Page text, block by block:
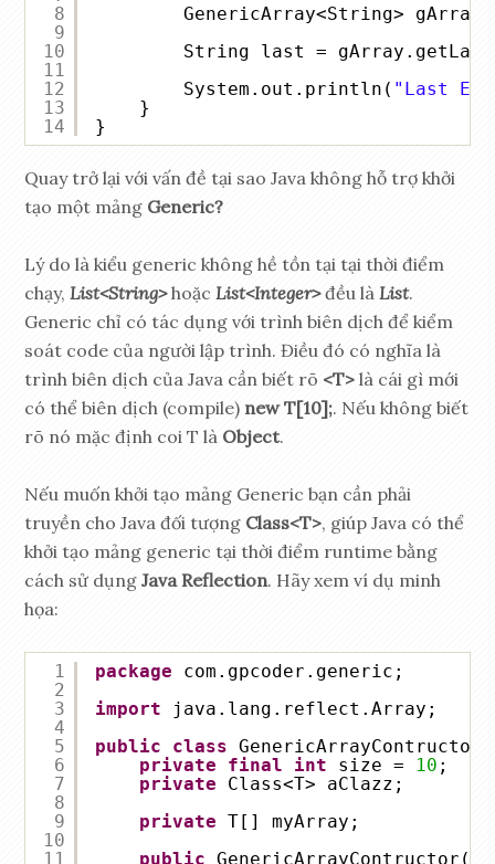
8
9
10
11
12
13
14
GenericArray<String>
String last =
System.out.println( "Last
}
}
Quay trở lại với vấn đề tại sao Java không hỗ trợ khởi
tạo một mảng Generic?
Lý do là kiểu generic không hề tồn tại tại thời điểm
chạy, List<String>hoặc List<Integer>đều là List.
Generic chỉ có tác dụng với trình biên dịch để kiểm
soát code của người lập trình. Điều đó có nghĩa là
trình biên dịch của Java cần biết rõ <T> là cái gì mới
có thể biên dịch (compile) new T[10];. Nếu không biết
rõ nó mặc định coi T là Object.
Nếu muốn khởi tạo mảng Generic bạn cần phải
truyền cho Java đối tượng Class<T>, giúp Java có thể
khởi tạo mảng generic tại thời điểm runtime bằng
cách sử dụngJava Reflection. Hãy xem ví dụ minh
họa:
1
2
3
4
5
6
7
8
9
10
11
package
com.gpcoder.generic;
import
java.lang.reflect.Array;
public
class
private
final int size = 10 ;
private
Class<T> aClazz;
private T[] myArray;
public